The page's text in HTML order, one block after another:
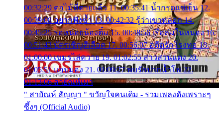
00:32:29 ตอไม้ที่ตายแล้ว 11. 00:35:41 น้ำกรดแช่เย็น 12.
00:39:08 อยากฟังซ้ำ 13. 00:42:32 รู้ว่าเขาหลอก 14.
00:45:25 รอหน่อยน้องติ๋ม 15. 00:48:56 เรือล่มในหนอง 16.
00:51:43 บัตรเชิญสีเลือด 17. 00:56:07 อดีตรักโรงทอ 18.
01:00:00 เขมรไล่ควาย 19. 01:02:55 สาวสวนแตง 20.
01:05:51 แอบมอง 21. 01:09:27 พบรักปากน้ำโพ 22.
01:13:06 สายัณห์เมา
" สายัณห์ สัญญา " ขวัญใจคนเดิม - รวมเพลงดังเพราะๆ
ซึ้งๆ (Official Audio)